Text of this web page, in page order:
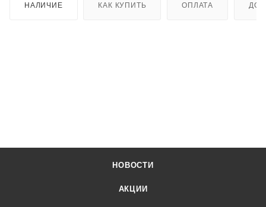
НАЛИЧИЕ КАК КУПИТЬ ОПЛАТА
НОВОСТИ
АКЦИИ